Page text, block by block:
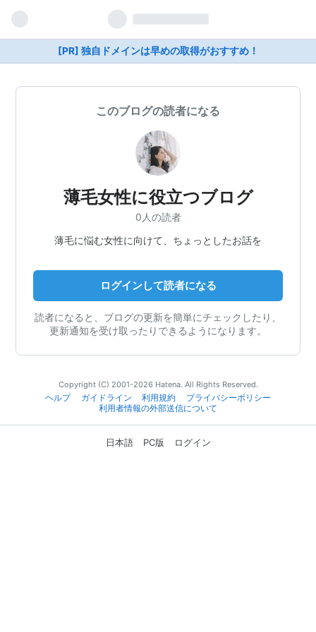
[PR] 独自ドメインは早めの取得がおすすめ！
このブログの読者になる
薄毛女性に役立つブログ
0人の読者
薄毛に悩む女性に向けて、ちょっとしたお話を
ログインして読者になる
読者になると、ブログの更新を簡単にチェックしたり、
更新通知を受け取ったりできるようになります。
Copyright (C) 2001-2026 Hatena. All Rights Reserved.
ヘルプ
ガイドライン 利用規約
プライバシーポリシー
利用者情報の外部送信について
日本語 PC版 ログイン